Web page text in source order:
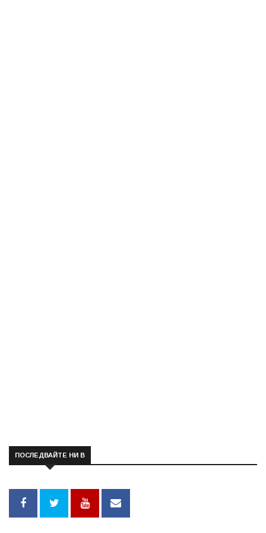
ПОСЛЕДВАЙТЕ НИ В